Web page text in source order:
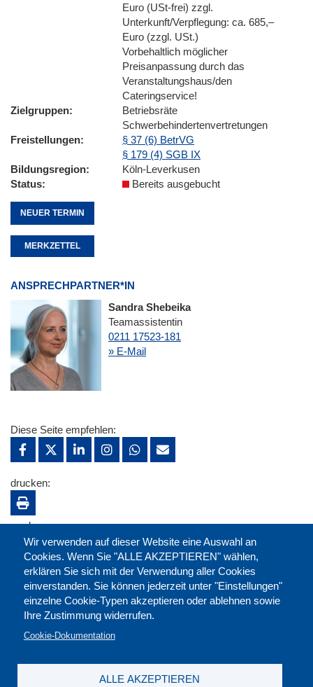
Euro (USt-frei) zzgl.
Unterkunft/Verpflegung: ca. 685,–
Euro (zzgl. USt.)
Vorbehaltlich möglicher
Preisanpassung durch das
Veranstaltungshaus/den
Cateringservice!
Zielgruppen
Betriebsräte
Schwerbehindertenvertretungen
Freistellungen
§ 37 (6) BetrVG
§ 179 (4) SGB IX
Bildungsregion
Köln-Leverkusen
Status
Bereits ausgebucht
NEUER TERMIN
MERKZETTEL
ANSPRECHPARTNER*IN
Sandra Shebeika
Teamassistentin
0211 17523-181
» E-Mail
Wir verwenden auf dieser Website eine Auswahl an
Cookies. Wenn Sie "ALLE AKZEPTIEREN" wählen,
erklären Sie sich mit der Verwendung aller Cookies
einverstanden. Sie können jederzeit unter "Einstellungen"
einzelne Cookie-Typen akzeptieren oder ablehnen sowie
Ihre Zustimmung widerrufen.
Cookie-Dokumentation
ALLE AKZEPTIEREN
Diese Seite empfehlen:
drucken:
merken: